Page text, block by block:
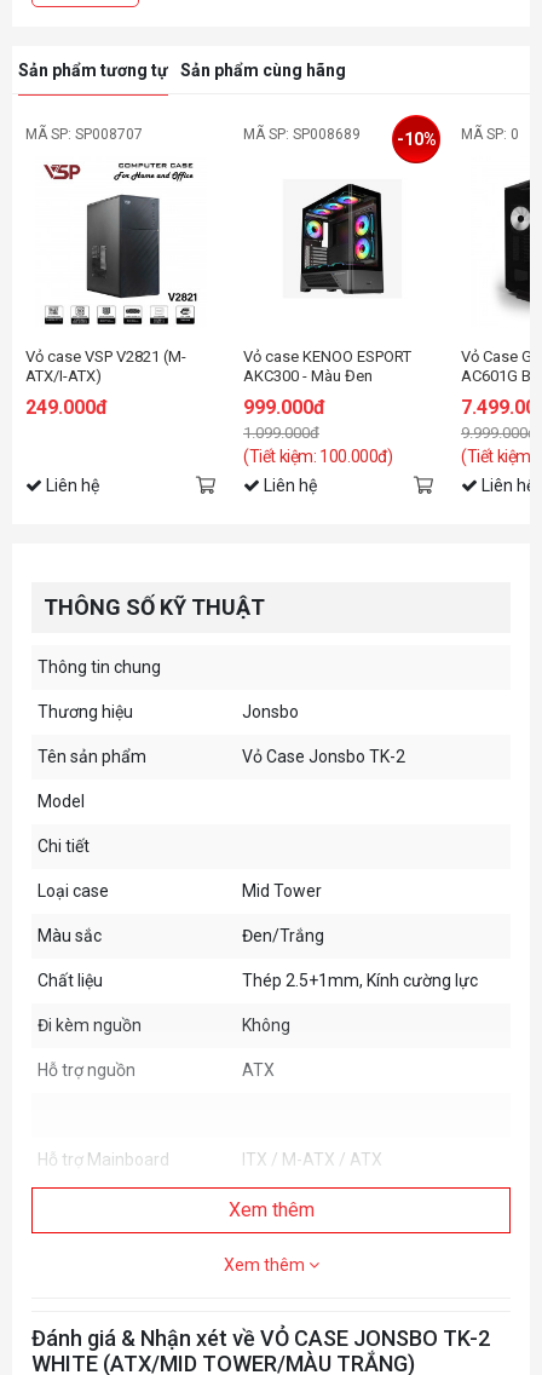
Sản phẩm tương tự Sản phẩm cùng hãng
MÃ SP: SP008707
Vỏ case VSP V2821 (M-
ATX/I-ATX)
249.000đ
Liên hệ
MÃ SP: SP008689
Vỏ case KENOO ESPORT
AKC300 - Màu Đen
999.000đ
1.099.000đ
(Tiết kiệm: 100.000đ)
-10%
Liên hệ
MÃ SP: 0
Vỏ Case
AC601G
9.999.000đ
(Tiết kiệm:
Liên hệ
THÔNG SỐ KỸ THUẬT
Thông tin chung
Thương hiệu Jonsbo
Tên sản phẩm Vỏ Case Jonsbo TK-2
Model
Chi tiết
Loại case Mid Tower
Màu sắc Đen/Trắng
Chất liệu Thép 2.5+1mm, Kính cường lực
Đi kèm nguồn Không
Hỗ trợ nguồn ATX
Hỗ trợ Mainboard ITX / M-ATX / ATX
Hỗ trợ lắp ổ 3.5" 1
Xem thêm
Xem thêm
Đánh giá & Nhận xét về VỎ CASE JONSBO TK-2
WHITE (ATX/MID TOWER/MÀU TRẮNG)